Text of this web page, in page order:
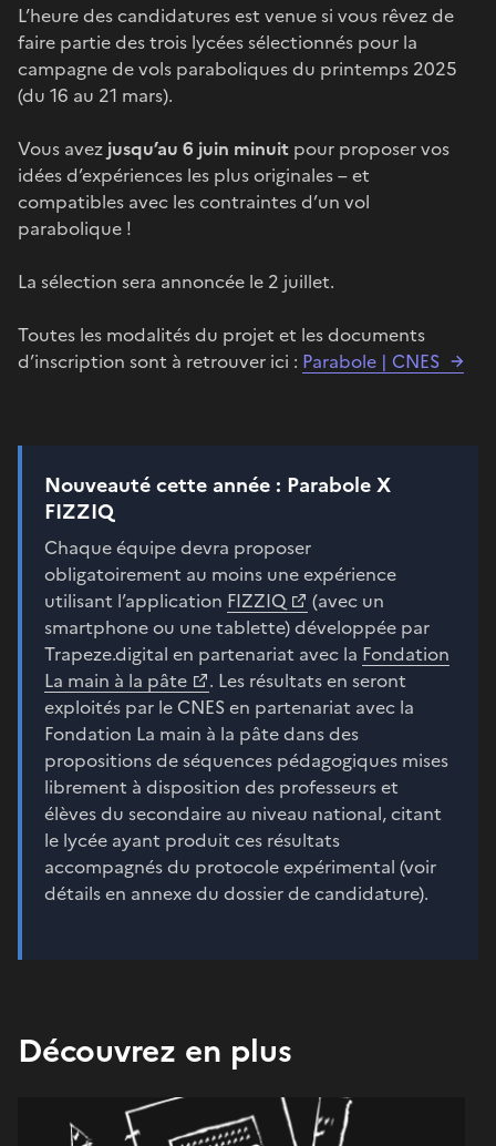
L’heure des candidatures est venue si vous rêvez de
faire partie des trois lycées sélectionnés pour la
campagne de vols paraboliques du printemps 2025
(du 16 au 21 mars).
Vous avez jusqu’au 6 juin minuit pour proposer vos
idées d’expériences les plus originales – et
compatibles avec les contraintes d’un vol
parabolique !
La sélection sera annoncée le 2 juillet.
Toutes les modalités du projet et les documents
d’inscription sont à retrouver ici : Parabole | CNES
Nouveauté cette année : Parabole X
FIZZIQ
Chaque équipe devra proposer
obligatoirement au moins une expérience
utilisant l’application FIZZIQ
(avec un
smartphone ou une tablette) développée par
Trapeze.digital en partenariat avec la Fondation
La main à la pâte
. Les résultats en seront
exploités par le CNES en partenariat avec la
Fondation La main à la pâte dans des
propositions de séquences pédagogiques mises
librement à disposition des professeurs et
élèves du secondaire au niveau national, citant
le lycée ayant produit ces résultats
accompagnés du protocole expérimental (voir
détails en annexe du dossier de candidature).
Découvrez en plus